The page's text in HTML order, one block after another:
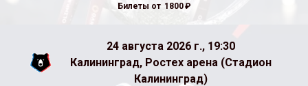
Билеты от 1800₽
24 августа 2026 г., 19:30
Калининград, Ростех арена (Стадион
Калининград)